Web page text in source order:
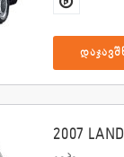
2007